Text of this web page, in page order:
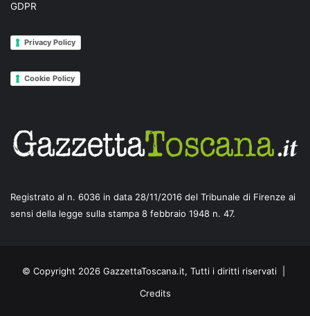
GDPR
Privacy Policy
Cookie Policy
Registrato al n. 6036 in data 28/11/2016 del Tribunale di Firenze ai
sensi della legge sulla stampa 8 febbraio 1948 n. 47.
© Copyright 2026 GazzettaToscana.it, Tutti i diritti riservati |
Credits